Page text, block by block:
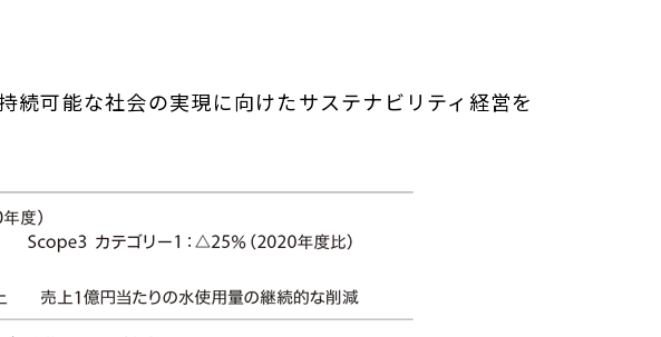
続可能な社会の実現に向けたサステナビリティ経営を